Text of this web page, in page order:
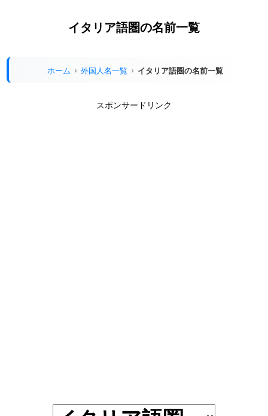
イタリア語圏の名前一覧
ホーム 外国人名一覧 イタリア語圏の名前一覧
スポンサードリンク